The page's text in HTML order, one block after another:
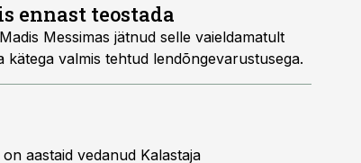
ennast teostada
Messimas jätnud selle vaieldamatult
valmis tehtud lendõngevarustusega.
aastaid vedanud Kalastaja